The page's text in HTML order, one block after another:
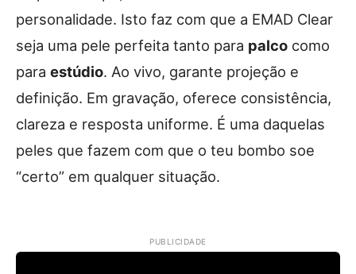
personalidade. Isto faz com que a EMAD Clear
seja uma pele perfeita tanto para palco como
para estúdio. Ao vivo, garante projeção e
definição. Em gravação, oferece consistência,
clareza e resposta uniforme. É uma daquelas
peles que fazem com que o teu bombo soe
“certo” em qualquer situação.
PUBLICIDADE